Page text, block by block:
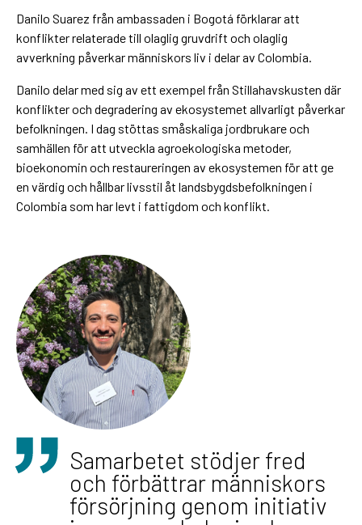
Danilo Suarez från ambassaden i Bogotá förklarar att
konflikter relaterade till olaglig gruvdrift och olaglig
avverkning påverkar människors liv i delar av Colombia.
Danilo delar med sig av ett exempel från Stillahavskusten där
konflikter och degradering av ekosystemet allvarligt påverkar
befolkningen. I dag stöttas småskaliga jordbrukare och
samhällen för att utveckla agroekologiska metoder,
bioekonomin och restaureringen av ekosystemen för att ge
en värdig och hållbar livsstil åt landsbygdsbefolkningen i
Colombia som har levt i fattigdom och konflikt.
Samarbetet stödjer fred
och förbättrar människors
försörjning genom initiativ